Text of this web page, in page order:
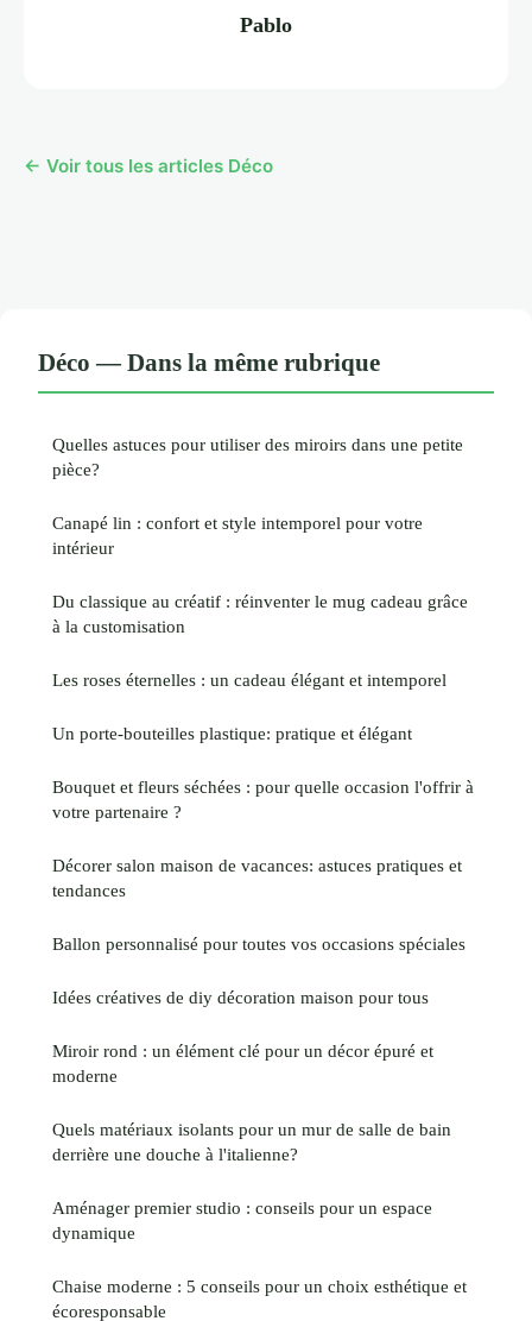
Pablo
← Voir tous les articles Déco
Déco — Dans la même rubrique
Quelles astuces pour utiliser des miroirs dans une petite
pièce?
Canapé lin : confort et style intemporel pour votre
intérieur
Du classique au créatif : réinventer le mug cadeau grâce
à la customisation
Les roses éternelles : un cadeau élégant et intemporel
Un porte-bouteilles plastique: pratique et élégant
Bouquet et fleurs séchées : pour quelle occasion l'offrir à
votre partenaire ?
Décorer salon maison de vacances: astuces pratiques et
tendances
Ballon personnalisé pour toutes vos occasions spéciales
Idées créatives de diy décoration maison pour tous
Miroir rond : un élément clé pour un décor épuré et
moderne
Quels matériaux isolants pour un mur de salle de bain
derrière une douche à l'italienne?
Aménager premier studio : conseils pour un espace
dynamique
Chaise moderne : 5 conseils pour un choix esthétique et
écoresponsable